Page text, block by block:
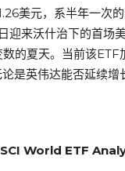
美元，系半年一次
迎来沃什治下的首场
夏天。当前该ETF
是英伟达能否延续
World ETF